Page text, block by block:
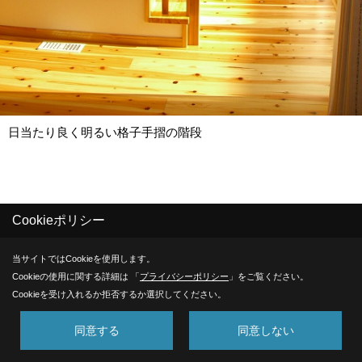
日当たり良く明るい格子手摺の階段
年度別に見る - 2008年 にある
その他のフォトギャラリー
Cookieポリシー
当サイトではCookieを使用します。
Cookieの使用に関する詳細は 「プライバシーポリシー 」をご覧ください。
Cookieを受け入れるか拒否するか選択してください。
同意する 同意しない